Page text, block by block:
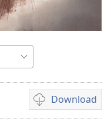
Download
Opshon
pa